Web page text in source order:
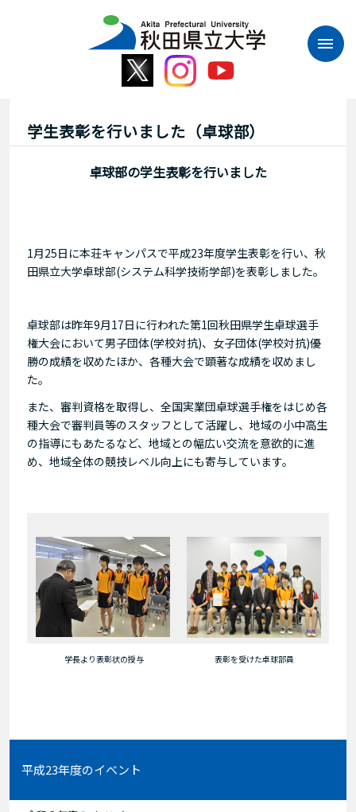
学生表彰を行いました（卓球部）
卓球部の学生表彰を行いました
1月25日に本荘キャンパスで平成23年度学生表彰を行い、秋
田県立大学卓球部(システム科学技術学部)を表彰しました。
卓球部は昨年9月17日に行われた第1回秋田県学生卓球選手
権大会において男子団体(学校対抗)、女子団体(学校対抗)優
勝の成績を収めたほか、各種大会で顕著な成績を収めまし
た。
また、審判資格を取得し、全国実業団卓球選手権をはじめ各
種大会で審判員等のスタッフとして活躍し、地域の小中高生
の指導にもあたるなど、地域との幅広い交流を意欲的に進
め、地域全体の競技レベル向上にも寄与しています。
学長より表彰状の授与 表彰を受けた卓球部員
平成23年度のイベント